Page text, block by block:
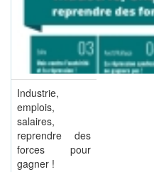
Industrie,
emplois,
salaires,
reprendre des
forces pour
gagner !